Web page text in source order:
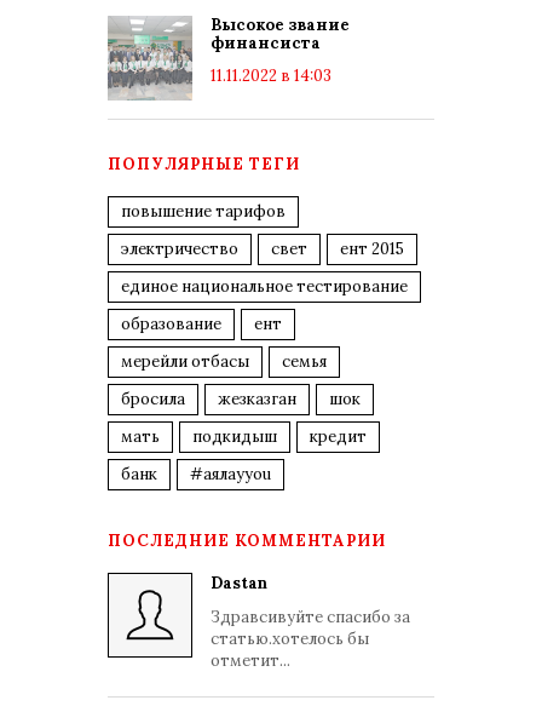
Высокое звание
финансиста
11.11.2022 в 14:03
ПОПУЛЯРНЫЕ ТЕГИ
повышение тарифов
электричество
свет
ент 2015
единое национальное тестирование
образование
ент
мерейли отбасы
семья
бросила
жезказган
шок
мать
подкидыш
кредит
банк
#аялауyou
ПОСЛЕДНИЕ КОММЕНТАРИИ
Dastan
Здравсивуйте спасибо за
статью.хотелось бы
отметит...